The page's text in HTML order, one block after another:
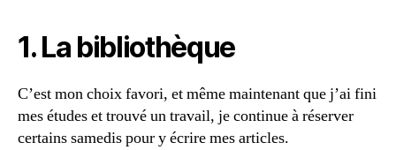
1. La bibliothèque
C’est mon choix favori, et même maintenant que j’ai fini
mes études et trouvé un travail, je continue à réserver
certains samedis pour y écrire mes articles.